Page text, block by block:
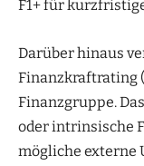
F1+ für
Darüber hinaus
Finanzkraftrating
Finanzgruppe.
oder intrinsische
mögliche externe